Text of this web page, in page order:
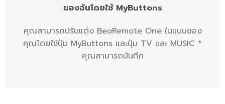
ของฉันโดยใช้ MyButtons
คุณสามารถปรับแต่ง BeoRemote One ในแบบของ
คุณโดยใช้ปุ่ม MyButtons และปุ่ม TV และ MUSIC *
คุณสามารถบันทึก